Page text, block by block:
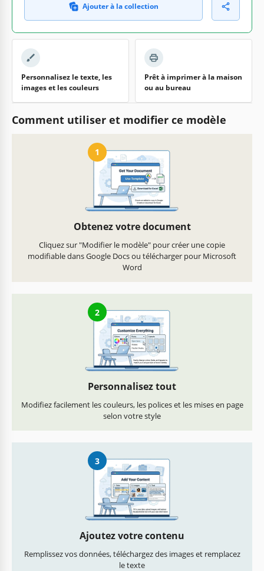
Ajouter à la collection
Personnalisez le texte, les
images et les couleurs
Prêt à imprimer à la maison
ou au bureau
Comment utiliser et modifier ce modèle
1
Obtenez votre document
Cliquez sur "Modifier le modèle" pour créer une copie
modifiable dans Google Docs ou télécharger pour Microsoft
Word
2
Personnalisez tout
Modifiez facilement les couleurs, les polices et les mises en page
selon votre style
3
Ajoutez votre contenu
Remplissez vos données, téléchargez des images et remplacez
le texte